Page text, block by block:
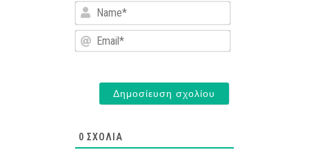
Name*
Email*
0 ΣΧΌΛΙΑ